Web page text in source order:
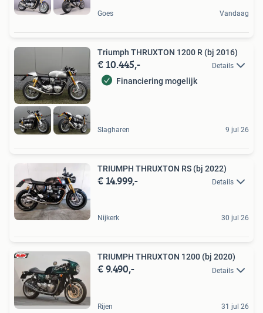
Goes Vandaag
Triumph THRUXTON 1200 R (bj 2016)
€ 10.445,- Details
Financiering mogelijk
Slagharen 9 jul 26
TRIUMPH THRUXTON RS (bj 2022)
€ 14.999,- Details
Nijkerk 30 jul 26
TRIUMPH THRUXTON 1200 (bj 2020)
€ 9.490,- Details
Rijen 31 jul 26